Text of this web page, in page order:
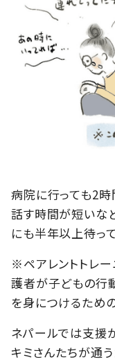
病院に行っても2
話す時間が短いな
にも半年以上待っ
※ペアレントトレ
護者が子どもの行
を身につけるため
ネパールでは支援
キミさんたちが通